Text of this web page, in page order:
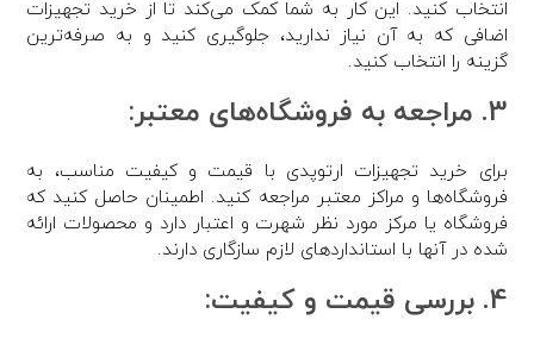
انتخاب کنید. این کار به شما کمک می‌کند تا از خرید تجهیزات
اضافی که به آن نیاز ندارید، جلوگیری کنید و به صرفه‌ترین
گزینه را انتخاب کنید.
3. مراجعه به فروشگاه‌های معتبر:
برای خرید تجهیزات ارتوپدی با قیمت و کیفیت مناسب، به
فروشگاه‌ها و مراکز معتبر مراجعه کنید. اطمینان حاصل کنید که
فروشگاه یا مرکز مورد نظر شهرت و اعتبار دارد و محصولات ارائه
شده در آنها با استانداردهای لازم سازگاری دارند.
4. بررسی قیمت و کیفیت: